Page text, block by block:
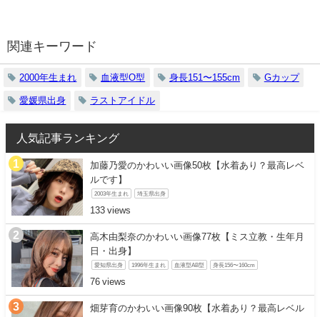
関連キーワード
2000年生まれ 血液型O型 身長151〜155cm Gカップ
愛媛県出身 ラストアイドル
人気記事ランキング
加藤乃愛のかわいい画像50枚【水着あり？最高レベ
ルです】
2003年生まれ 埼玉県出身
133
高木由梨奈のかわいい画像77枚【ミス立教・生年月
日・出身】
愛知県出身 1996年生まれ 血液型AB型 身長156〜160cm
76
畑芽育のかわいい画像90枚【水着あり？最高レベル